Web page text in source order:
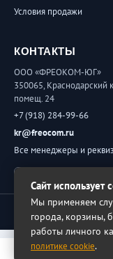
Условия продажи
КОНТАКТЫ
ООО «ФРЕОКОМ-ЮГ»
350065, Краснодарский
помещ. 24
+7 (918) 284-99-66
kr@freocom.ru
Все менеджеры и
Обратная связь
© 2026 ФРЕОКОМ. Все
Сайт использует
Мы применяем
города, корзины,
работы личного
политике cookie.